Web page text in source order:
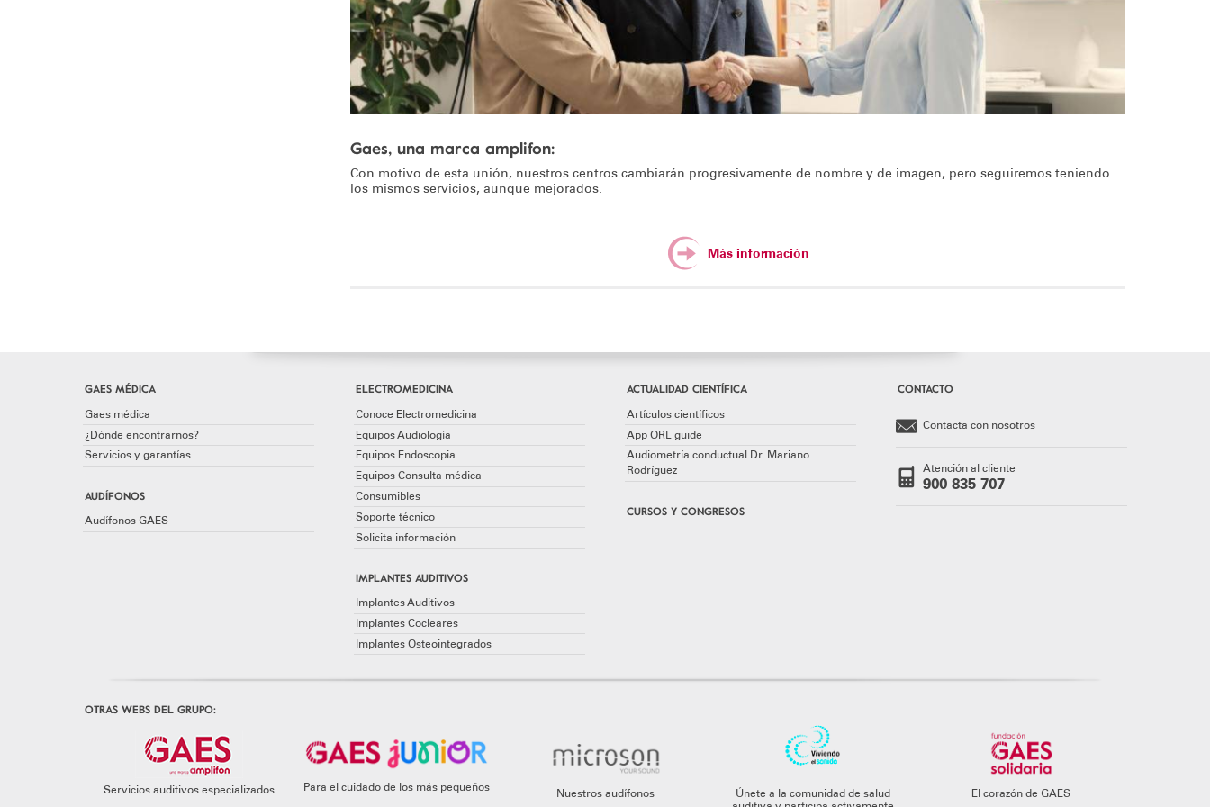
Gaes, una marca amplifon:
Con motivo de esta unión, nuestros centros cambiarán progresivamente de nombre y de imagen, pero seguiremos teniendo
los mismos servicios, aunque mejorados.
Más información
GAES MÉDICA
Gaes médica
¿Dónde encontrarnos?
Servicios y garantías
AUDÍFONOS
Audífonos GAES
ELECTROMEDICINA
Conoce Electromedicina
Equipos Audiología
Equipos Endoscopia
Equipos Consulta médica
Consumibles
Soporte técnico
Solicita información
IMPLANTES AUDITIVOS
Implantes Auditivos
Implantes Cocleares
Implantes Osteointegrados
ACTUALIDAD CIENTÍFICA
Artículos científicos
App ORL guide
Audiometría conductual Dr. Mariano
Rodríguez
CURSOS Y CONGRESOS
CONTACTO
Contacta con nosotros
Atención al cliente
900 835 707
OTRAS WEBS DEL GRUPO:
Servicios auditivos especializados Para el cuidado de los más pequeños
Nuestros audífonos
Únete a la comunidad de salud
El corazón de GAES